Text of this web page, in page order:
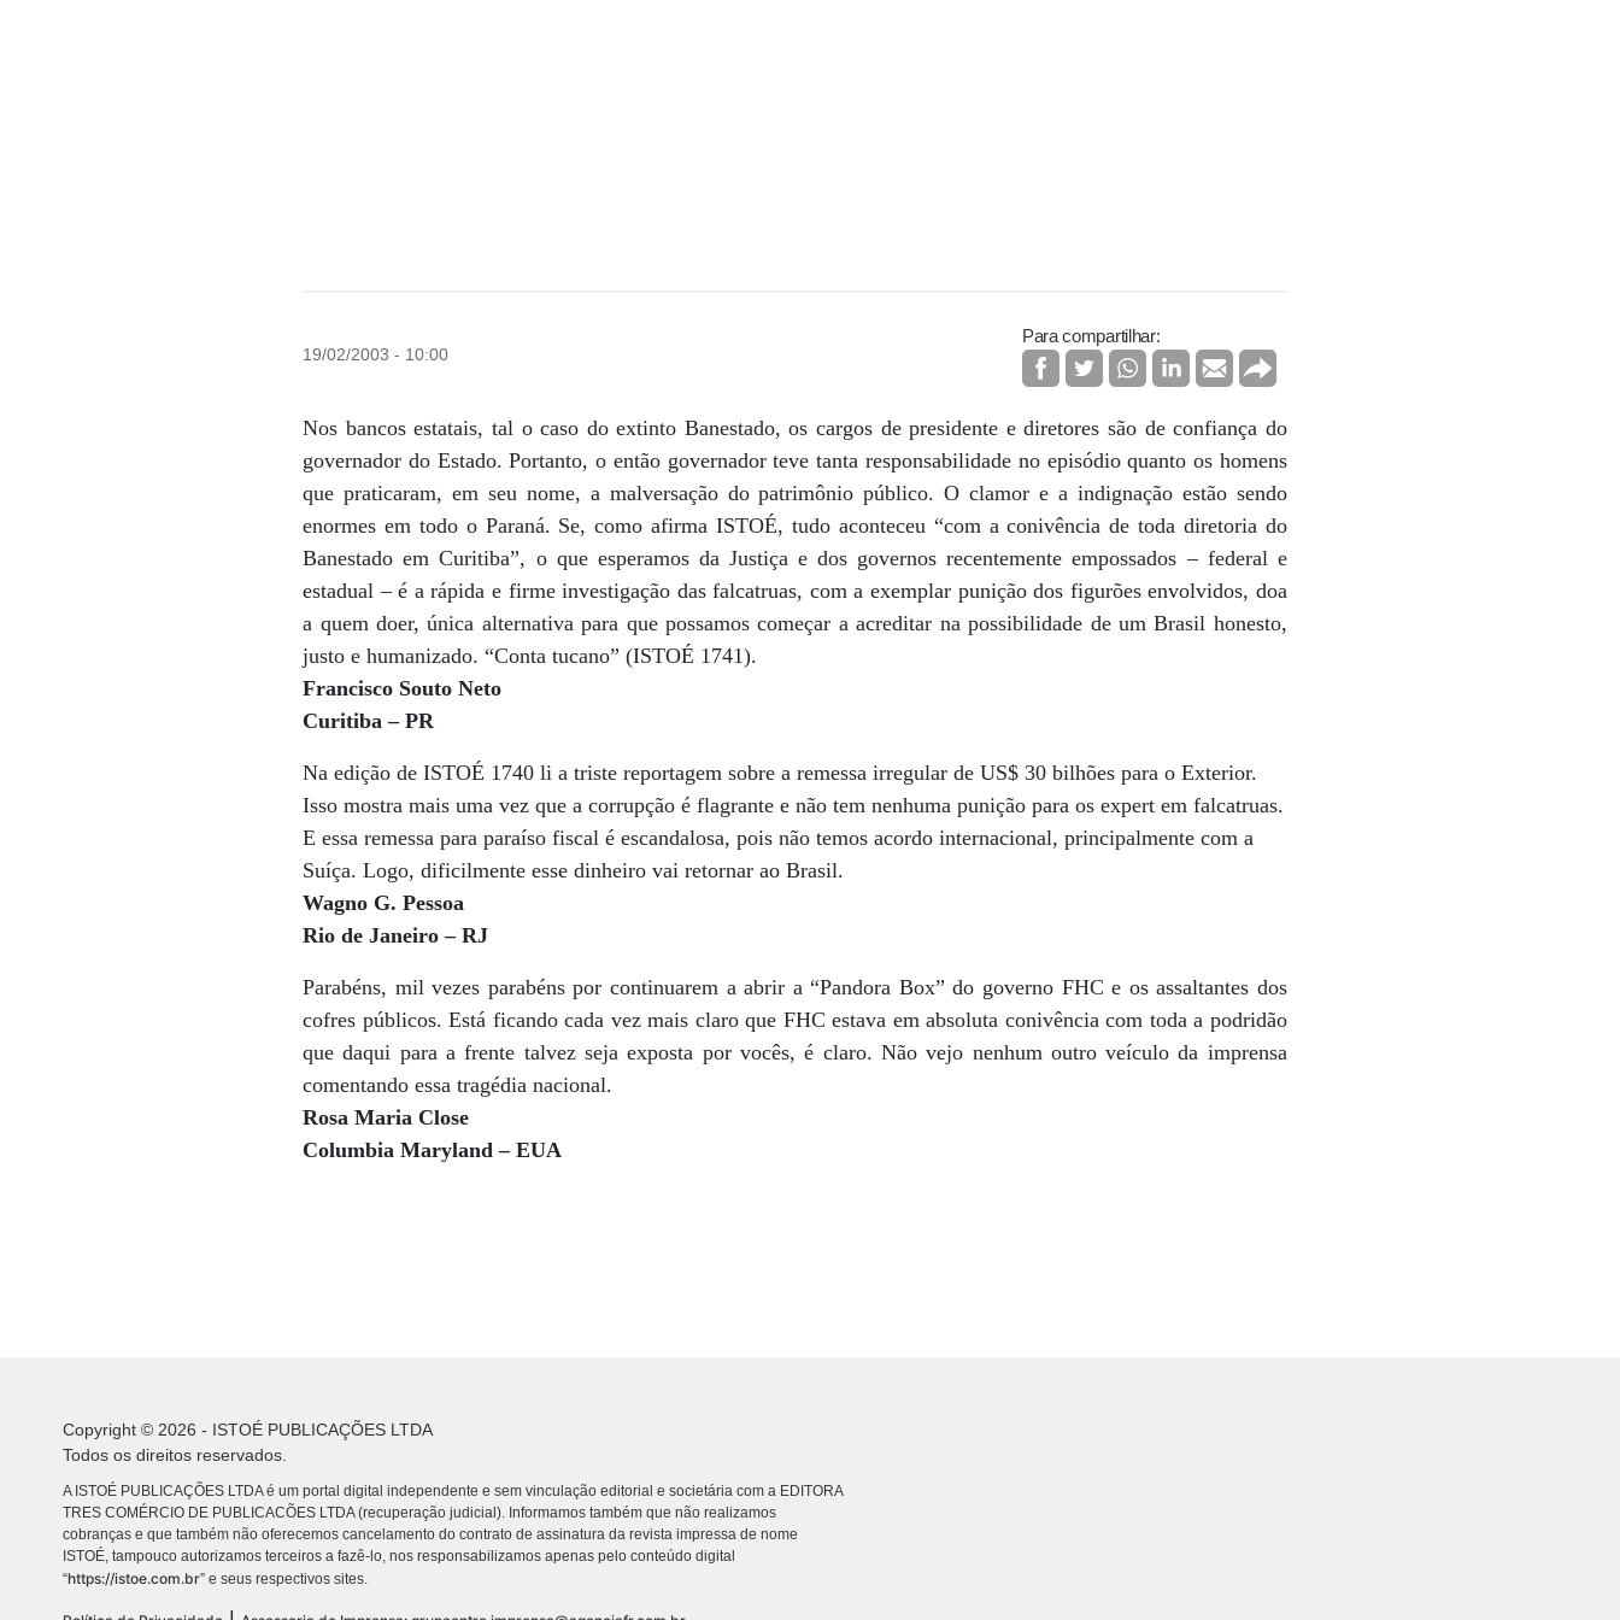
19/02/2003 - 10:00
Para compartilhar:
Nos bancos estatais, tal o caso do extinto Banestado, os cargos de presidente e diretores são de confiança do
governador do Estado. Portanto, o então governador teve tanta responsabilidade no episódio quanto os homens
que praticaram, em seu nome, a malversação do patrimônio público. O clamor e a indignação estão sendo
enormes em todo o Paraná. Se, como afirma ISTOÉ, tudo aconteceu “com a conivência de toda diretoria do
Banestado em Curitiba”, o que esperamos da Justiça e dos governos recentemente empossados – federal e
estadual – é a rápida e firme investigação das falcatruas, com a exemplar punição dos figurões envolvidos, doa
a quem doer, única alternativa para que possamos começar a acreditar na possibilidade de um Brasil honesto,
justo e humanizado. “Conta tucano” (ISTOÉ 1741).
Francisco Souto Neto
Curitiba – PR
Na edição de ISTOÉ 1740 li a triste reportagem sobre a remessa irregular de US$ 30 bilhões para o Exterior.
Isso mostra mais uma vez que a corrupção é flagrante e não tem nenhuma punição para os expert em falcatruas.
E essa remessa para paraíso fiscal é escandalosa, pois não temos acordo internacional, principalmente com a
Suíça. Logo, dificilmente esse dinheiro vai retornar ao Brasil.
Wagno G. Pessoa
Rio de Janeiro – RJ
Parabéns, mil vezes parabéns por continuarem a abrir a “Pandora Box” do governo FHC e os assaltantes dos
cofres públicos. Está ficando cada vez mais claro que FHC estava em absoluta conivência com toda a podridão
que daqui para a frente talvez seja exposta por vocês, é claro. Não vejo nenhum outro veículo da imprensa
comentando essa tragédia nacional.
Rosa Maria Close
Columbia Maryland – EUA
Copyright © 2026 - ISTOÉ PUBLICAÇÕES LTDA
Todos os direitos reservados.
A ISTOÉ PUBLICAÇÕES LTDA é um portal digital independente e sem vinculação editorial e societária com a EDITORA
TRES COMÉRCIO DE PUBLICACÕES LTDA (recuperação judicial). Informamos também que não realizamos
cobranças e que também não oferecemos cancelamento do contrato de assinatura da revista impressa de nome
ISTOÉ, tampouco autorizamos terceiros a fazê-lo, nos responsabilizamos apenas pelo conteúdo digital
“https://istoe.com.br” e seus respectivos sites.